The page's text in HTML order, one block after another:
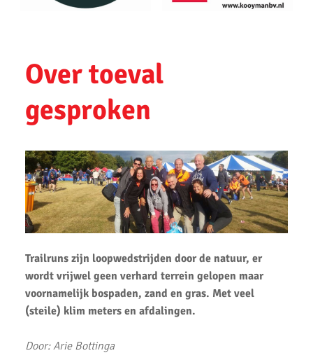
Amsterdam Marathon 2023
Ronald Velten slaagt voor looptrainer examen
Uithoorns Mooiste de Loop 2023 weer geweldig loopfeest
Zilveren Turfloop 2022
Wijnmarathon met AKU
Uitslagen Uithoorns Mooiste 2022
Uitslagen Weekend 09 April 2022
Over toeval
gesproken
Trailruns zijn loopwedstrijden door de natuur, er
wordt vrijwel geen verhard terrein gelopen maar
voornamelijk bospaden, zand en gras. Met veel
(steile) klim meters en afdalingen.
Door: Arie Bottinga